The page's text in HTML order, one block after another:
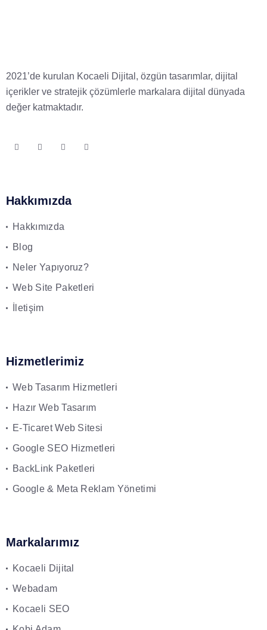
2021’de kurulan Kocaeli Dijital, özgün tasarımlar, dijital
içerikler ve stratejik çözümlerle markalara dijital dünyada
değer katmaktadır.
Hakkımızda
Hakkımızda
Blog
Neler Yapıyoruz?
Web Site Paketleri
İletişim
Hizmetlerimiz
Web Tasarım Hizmetleri
Hazır Web Tasarım
E-Ticaret Web Sitesi
Google SEO Hizmetleri
BackLink Paketleri
Google & Meta Reklam Yönetimi
Markalarımız
Kocaeli Dijital
Webadam
Kocaeli SEO